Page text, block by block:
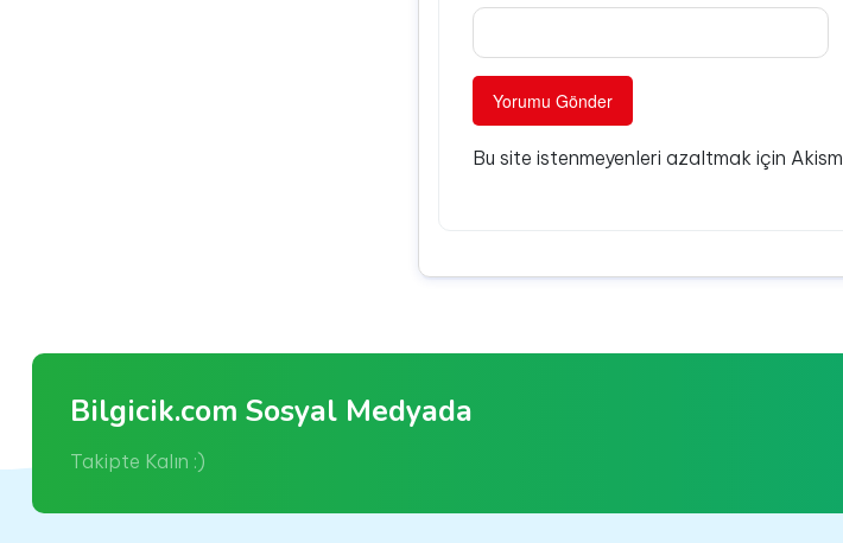
Bu site istenmeyenleri azaltmak için
Bilgicik.com Sosyal Medyada
Takipte Kalın :)